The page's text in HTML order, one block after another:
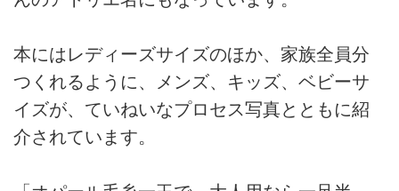
本にはレディーズサイズのほか、家族全員分
つくれるように、メンズ、キッズ、ベビーサ
イズが、ていねいなプロセス写真とともに紹
介されています。